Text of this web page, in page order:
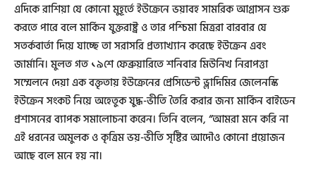
এদিকে রাশিয়া যে কোনো মুহূর্তে ইউক্রেনে ভয়াবহ সামরিক আগ্রাসন শুরু
করতে পারে বলে মার্কিন যুক্তরাষ্ট্র ও তার পশ্চিমা মিত্ররা বারবার যে
সতর্কবার্তা দিয়ে যাচ্ছে তা সরাসরি প্রত্যাখ্যান করেছে ইউক্রেন এবং
জার্মানি। মুলত গত ১৯শে ফেব্রুয়ারিতে শনিবার মিউনিখ নিরাপত্তা
সম্মেলনে দেয়া এক বক্তৃতায় ইউক্রেনের প্রেসিডেন্ট ভ্লাদিমির জেলেনস্কি
ইউক্রেন সংকট নিয়ে অহেতুক যুদ্ধ-ভীতি তৈরি করার জন্য মার্কিন বাইডেন
প্রশাসনের ব্যাপক সমালোচনা করেন। তিনি বলেন, “আমরা মনে করি না
এই ধরনের অমুলক ও কৃত্রিম ভয়-ভীতি সৃষ্টির আদৌও কোনো প্রয়োজন
আছে বলে মনে হয় না।